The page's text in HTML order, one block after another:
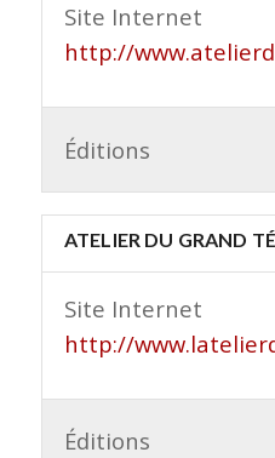
Site Internet
http://
Éditions
ATELIER DU GRAND
Site Internet
http://
Éditions